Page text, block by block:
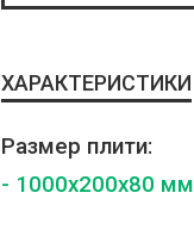
ХАРАКТЕРИСТИКИ
Размер плити:
- 1000x200x80 мм